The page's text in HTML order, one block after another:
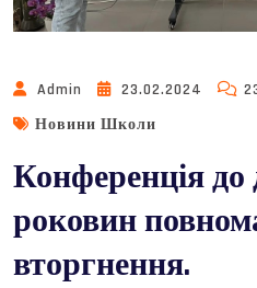
Admin 23.02.2024
Новини Школи
Конференція до
роковин
вторгнення.